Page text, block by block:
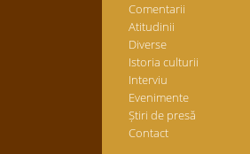
Comentarii
Atitudinii
Diverse
Istoria culturii
Interviu
Evenimente
Știri de presă
Contact